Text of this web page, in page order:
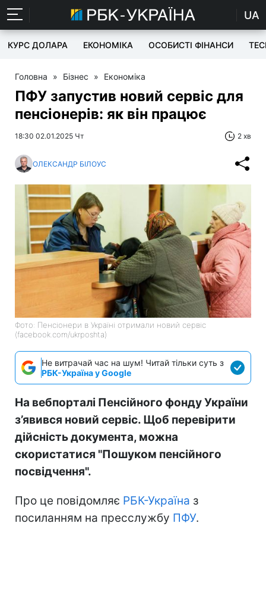
UA
КУРС ДОЛАРА ЕКОНОМІКА ОСОБИСТІ ФІНАНСИ
Головна » Бізнес » Економіка
ПФУ запустив новий сервіс для
пенсіонерів: як він працює
18:30 02.01.2025 Чт 2 хв
ОЛЕКСАНДР БІЛОУС
Фото: Пенсіонери в Україні отримали новий сервіс
(facebook.com/ukrposhta)
Не витрачай час на шум! Читай тільки суть з
РБК-Україна у Google
На вебпорталі Пенсійного фонду України
з’явився новий сервіс. Щоб перевірити
дійсність документа, можна
скористатися "Пошуком пенсійного
посвідчення".
Про це повідомляє РБК-Україна з
посиланням на пресслужбу ПФУ.